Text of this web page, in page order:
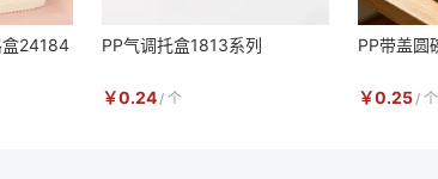
盒24184
PP气调托盒1813系列
￥0.24/ 个
PP带盖圆
￥0.25/ 个